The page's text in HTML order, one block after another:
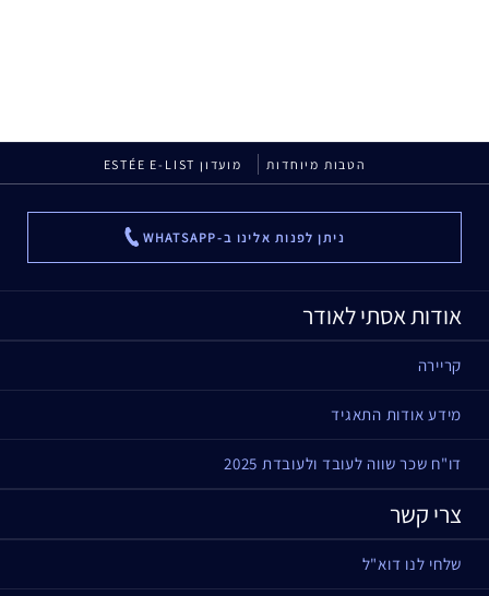
הטבות מיוחדות מועדון ESTÉE E-LIST
ניתן לפנות אלינו ב-WHATSAPP ...
אודות אסתי לאודר
קריירה
מידע אודות התאגיד
דו"ח שכר שווה לעובד ולעובדת 2025
צרי קשר
שלחי לנו דוא"ל